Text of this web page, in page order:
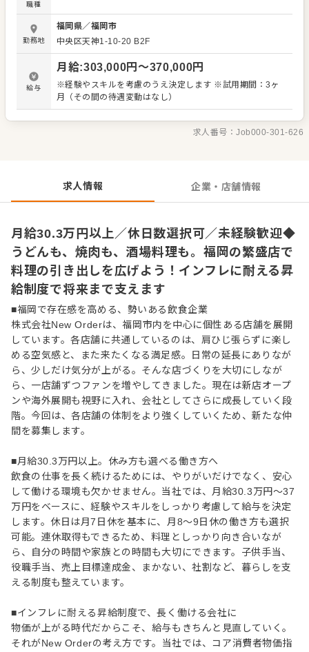
店、酒場業態などさまざま。店舗ごとに扱う料理やオペレ
ーションが異なるため、ひとつの会社にいながら幅広い調
理経験を積めるのが魅力です。うどんを学びたい方、肉の
知識を深めたい方、酒場料理の引き出しを増やしたい方に
もぴったりの環境です。 未経験の方は、包丁の使い方や仕
込みの流れなど、できることから丁寧に教えていきます。
飲食店での調理経験がある方は、これまで培ってきたスキ
力、チームで料理を出す面白さを味わえます。 料理は、た
だ手を動かすだけの仕事ではありません。 仕込みの精度、
も挑戦可能。料理人として腕を磨きたい方も、いつか自分
の店を持ちたい方も、それぞれの目標に向かって成長でき
ます。
職種
勤務地
福岡県／福岡市
中央区天神1-10-20 B2F
給与
月給:303,000円〜370,000円
※経験やスキルを考慮のうえ決定します ※試用期間：3ヶ
月（その間の待遇変動はなし）
求人番号：Job000-301-626
求人情報 企業・店舗情報
月給30.3万円以上／休日数選択可／未経験歓迎◆
うどんも、焼肉も、酒場料理も。福岡の繁盛店で
料理の引き出しを広げよう！インフレに耐える昇
給制度で将来まで支えます
■福岡で存在感を高める、勢いある飲食企業
株式会社New Orderは、福岡市内を中心に個性ある店舗を展開
しています。各店舗に共通しているのは、肩ひじ張らずに楽し
める空気感と、また来たくなる満足感。日常の延長にありなが
ら、少しだけ気分が上がる。そんな店づくりを大切にしなが
ら、一店舗ずつファンを増やしてきました。現在は新店オープ
ンや海外展開も視野に入れ、会社としてさらに成長していく段
階。今回は、各店舗の体制をより強くしていくため、新たな仲
間を募集します。
■月給30.3万円以上。休み方も選べる働き方へ
飲食の仕事を長く続けるためには、やりがいだけでなく、安心
して働ける環境も欠かせません。当社では、月給30.3万円～37
万円をベースに、経験やスキルをしっかり考慮して給与を決定
します。休日は月7日休を基本に、月8～9日休の働き方も選択
可能。連休取得もできるため、料理としっかり向き合いなが
ら、自分の時間や家族との時間も大切にできます。子供手当、
役職手当、売上目標達成金、まかない、社割など、暮らしを支
える制度も整えています。
■インフレに耐える昇給制度で、長く働ける会社に
物価が上がる時代だからこそ、給与もきちんと見直していく。
それがNew Orderの考え方です。当社では、コア消費者物価指